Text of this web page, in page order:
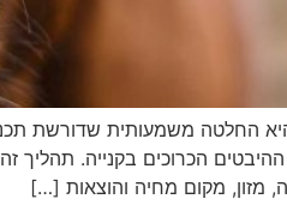
החלטה משמעותית שדורשת
הכרוכים בקנייה. תהליך
מזון, מקום מחיה והוצאות […]